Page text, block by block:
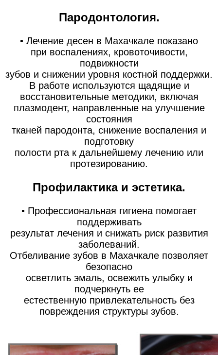
Пародонтология.
• Лечение десен в Махачкале показано
при воспалениях, кровоточивости,
подвижности
зубов и снижении уровня костной поддержки.
В работе используются щадящие и
восстановительные методики, включая
плазмодент, направленные на улучшение
состояния
тканей пародонта, снижение воспаления и
подготовку
полости рта к дальнейшему лечению или
протезированию.
Профилактика и эстетика.
• Профессиональная гигиена помогает
поддерживать
результат лечения и снижать риск развития
заболеваний.
Отбеливание зубов в Махачкале позволяет
безопасно
осветлить эмаль, освежить улыбку и
подчеркнуть ее
естественную привлекательность без
повреждения структуры зубов.